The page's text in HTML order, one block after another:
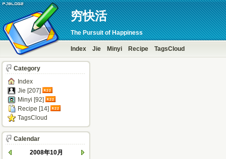
穷快活
The Pursuit of Happiness
Index Jie Minyi Recipe TagsCloud
Category
Index
Jie [207]
Minyi [92]
Recipe [14]
TagsCloud
Calendar
2008年10月